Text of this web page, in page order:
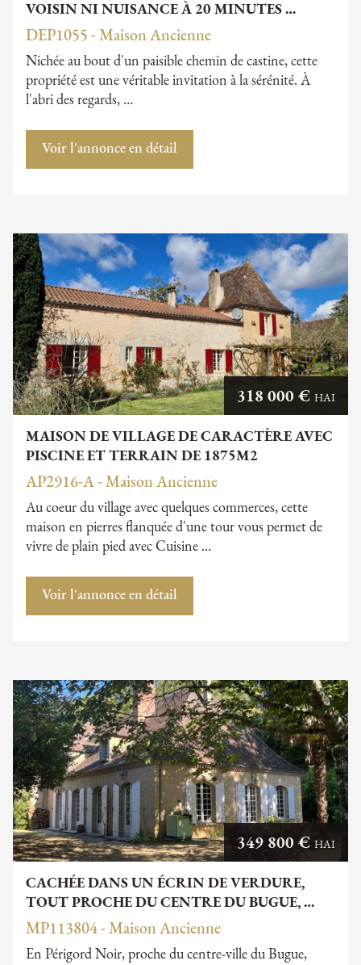
VOISIN NI NUISANCE À 20 MINUTES …
DEP1055 - Maison Ancienne
Nichée au bout d'un paisible chemin de castine, cette
propriété est une véritable invitation à la sérénité. À
l'abri des regards, …
Voir l'annonce en détail
MAISON DE VILLAGE DE CARACTÈRE AVEC
PISCINE ET TERRAIN DE 1875M2
318 000 € HAI
AP2916-A - Maison Ancienne
Au coeur du village avec quelques commerces, cette
maison en pierres flanquée d'une tour vous permet de
vivre de plain pied avec Cuisine …
Voir l'annonce en détail
CACHÉE DANS UN ÉCRIN DE VERDURE,
TOUT PROCHE DU CENTRE DU BUGUE, …
349 800 € HAI
MP113804 - Maison Ancienne
En Périgord Noir, proche du centre-ville du Bugue,